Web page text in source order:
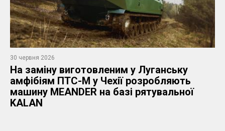
30 червня 2026
На заміну виготовленим у Луганську
амфібіям ПТС-М у Чехії розробляють
машину MEANDER на базі рятувальної
KALAN